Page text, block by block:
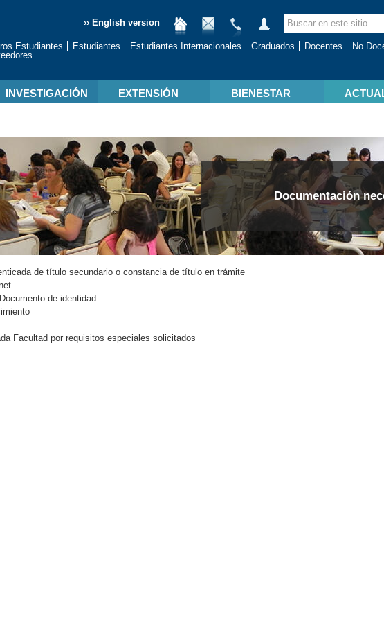
›› English version
Estudiantes Estudiantes Estudiantes Internacionales Graduados Docentes
No
INVESTIGACIÓN EXTENSIÓN BIENESTAR
Documentación
de título secundario o constancia de título en trámite
de identidad
Facultad por requisitos especiales solicitados